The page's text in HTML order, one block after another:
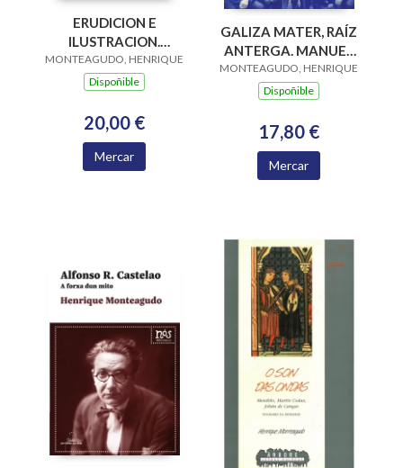
ERUDICION E
ILUSTRACION.
ESTUDOS SOBRE
MARTIN SARMIENTO
MONTEAGUDO, HENRIQUE
Dispoñible
20,00 €
Mercar
GALIZA MATER, RAÍZ
ANTERGA. MANUEL
RODRIGUES LAPA NA
LINGU E NA CULTURA
MONTEAGUDO, HENRIQUE
Dispoñible
17,80 €
Mercar